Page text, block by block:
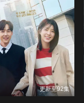
更新至92集